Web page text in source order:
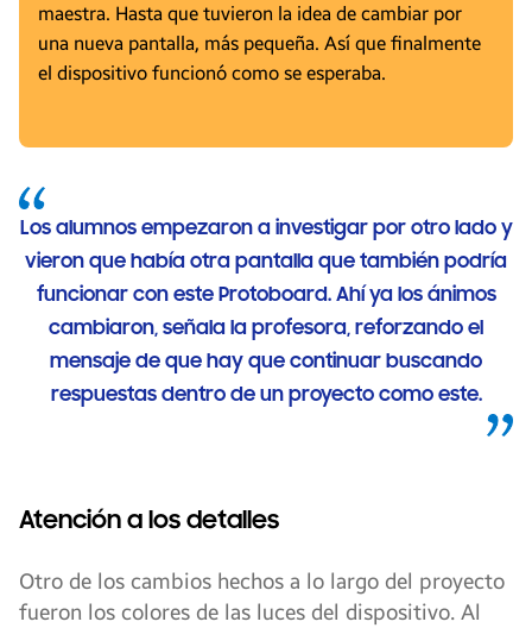
maestra. Hasta que tuvieron la idea de cambiar por
una nueva pantalla, más pequeña. Así que finalmente
el dispositivo funcionó como se esperaba.
Los alumnos empezaron a investigar por otro lado y
vieron que había otra pantalla que también podría
funcionar con este Protoboard. Ahí ya los ánimos
cambiaron, señala la profesora, reforzando el
mensaje de que hay que continuar buscando
respuestas dentro de un proyecto como este.
Atención a los detalles
Otro de los cambios hechos a lo largo del proyecto
fueron los colores de las luces del dispositivo. Al